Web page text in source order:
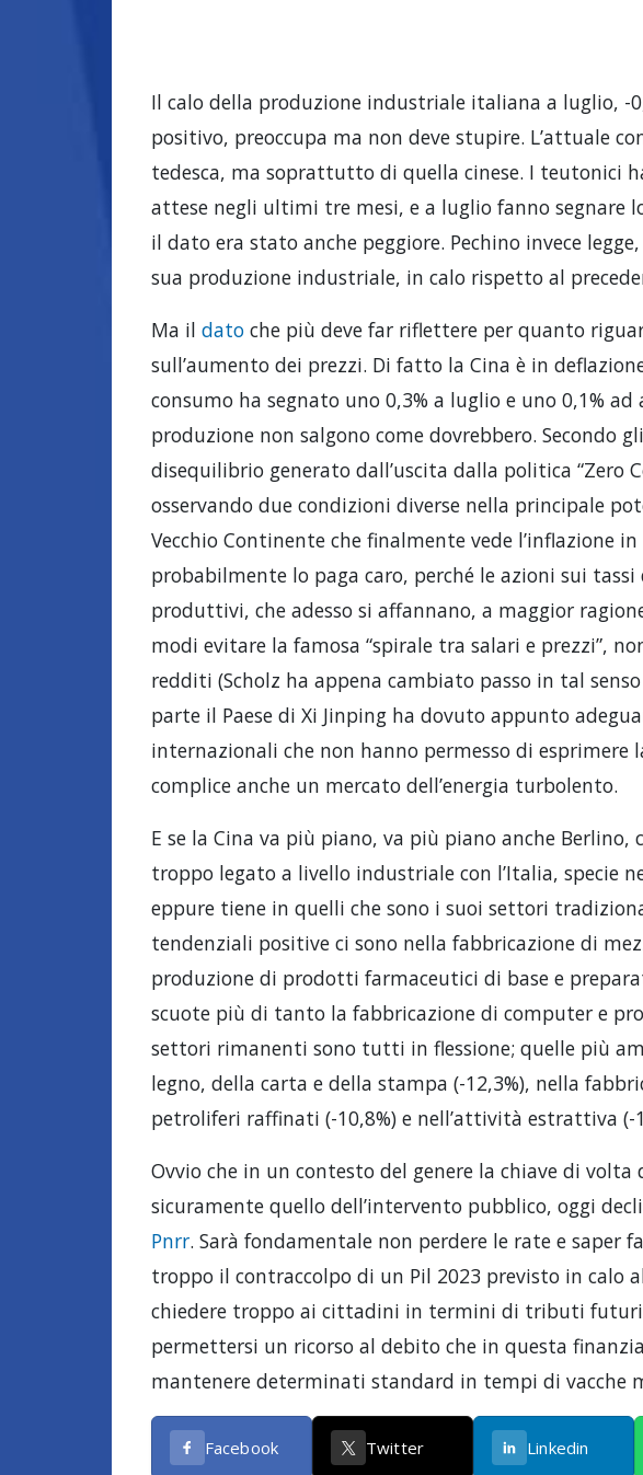
Il calo della produzione industriale italiana a luglio, -
positivo, preoccupa ma non deve stupire. L’attuale
tedesca, ma soprattutto di quella cinese. I teutonici
attese negli ultimi tre mesi, e a luglio fanno segnare
il dato era stato anche peggiore. Pechino invece
sua produzione industriale, in calo rispetto al
Ma il datoche più deve far riflettere per quanto
sull’aumento dei prezzi. Di fatto la Cina è in
consumo ha segnato uno 0,3% a luglio e uno 0,1% ad
produzione non salgono come dovrebbero. Secondo
disequilibrio generato dall’uscita dalla politica “Zero
osservando due condizioni diverse nella principale
Vecchio Continente che finalmente vede l’inflazione
probabilmente lo paga caro, perché le azioni sui
produttivi, che adesso si affannano, a maggior
modi evitare la famosa “spirale tra salari e prezzi”,
redditi (Scholz ha appena cambiato passo in tal
parte il Paese di Xi Jinping ha dovuto appunto
internazionali che non hanno permesso di esprimere
complice anche un mercato dell’energia turbolento.
E se la Cina va più piano, va più piano anche
troppo legato a livello industriale con l’Italia, specie
eppure tiene in quelli che sono i suoi settori
tendenziali positive ci sono nella fabbricazione di
produzione di prodotti farmaceutici di base e
scuote più di tanto la fabbricazione di computer e
settori rimanenti sono tutti in flessione; quelle più
legno, della carta e della stampa (-12,3%), nella
petroliferi raffinati (-10,8%) e nell’attività estrattiva (-
Ovvio che in un contesto del genere la chiave di volta
sicuramente quello dell’intervento pubblico, oggi
Pnrr. Sarà fondamentale non perdere le rate e saper
troppo il contraccolpo di un Pil 2023 previsto in calo
chiedere troppo ai cittadini in termini di tributi
permettersi un ricorso al debito che in questa
mantenere determinati standard in tempi di vacche
Facebook Twitter Linkedin